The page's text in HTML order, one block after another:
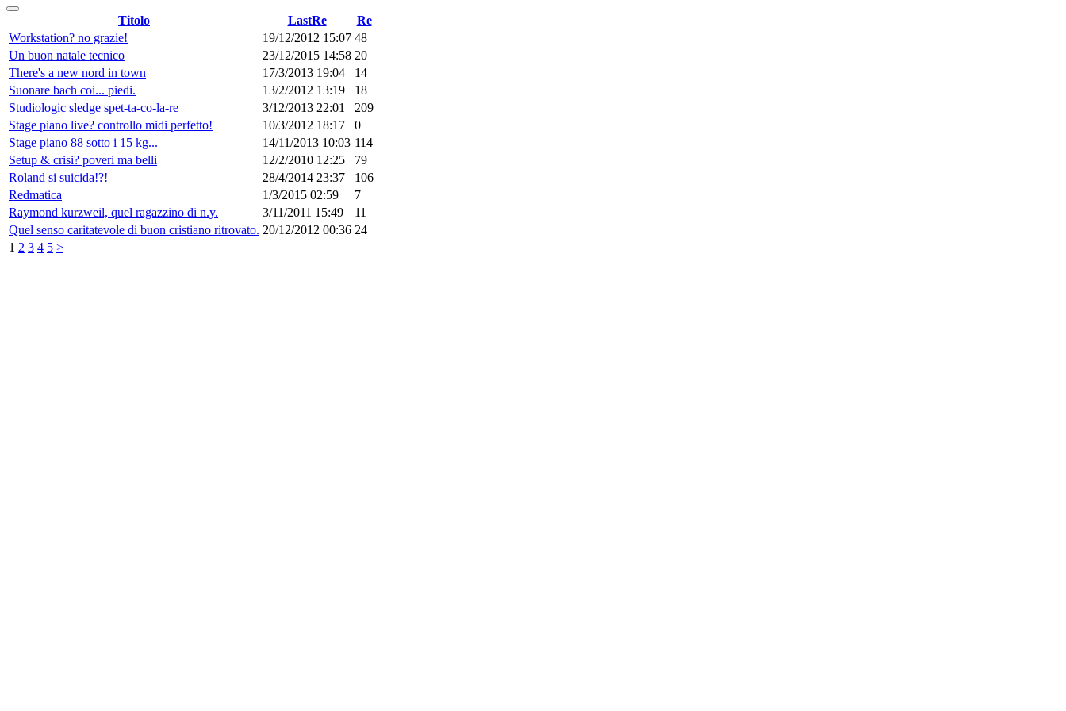
Titolo LastRe Re
1 2 3 4 5 >
Workstation? no grazie! 19/12/2012 15:07 48
Un buon natale tecnico
23/12/2015 14:58 20
There's a new nord in town
17/3/2013 19:04
14
Suonare bach coi... piedi.
13/2/2012 13:19
18
Studiologic sledge spet-ta-co-la-re
3/12/2013 22:01
209
Stage piano live? controllo midi perfetto!
10/3/2012 18:17
0
Stage piano 88 sotto i 15 kg...
14/11/2013 10:03 114
Setup & crisi? poveri ma belli
12/2/2010 12:25
79
Roland si suicida!?!
28/4/2014 23:37
106
Redmatica
1/3/2015 02:59
7
Raymond kurzweil, quel ragazzino di n.y.
3/11/2011 15:49
11
Quel senso caritatevole di buon cristiano ritrovato. 20/12/2012 00:36 24